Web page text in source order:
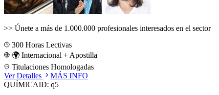
>> Únete a más de 1.000.000 profesionales interesados en el sector
300 Horas Lectivas
🌍 Internacional + Apostilla
Titulaciones Homologadas
Ver Detalles
MÁS INFO
QUÍMICAID: q5